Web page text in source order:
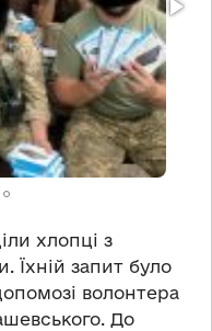
хлопці з
Їхній запит було
волонтера
До